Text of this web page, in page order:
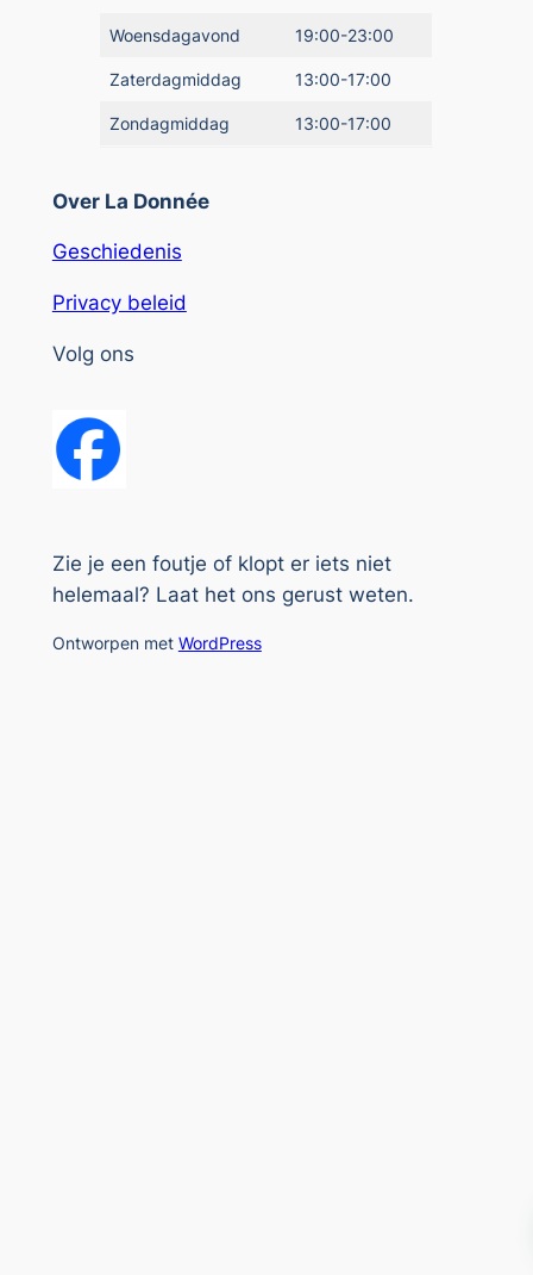
Woensdagavond 19:00-23:00
Zaterdagmiddag 13:00-17:00
Zondagmiddag 13:00-17:00
Over La Donnée
Geschiedenis
Privacy beleid
Volg ons
Zie je een foutje of klopt er iets niet
helemaal? Laat het ons gerust weten.
Ontworpen met WordPress